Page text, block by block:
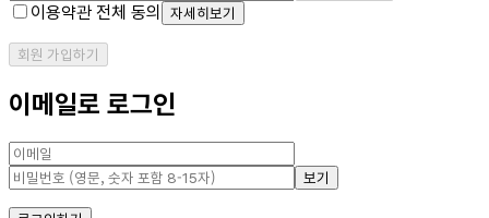
이용약관 전체 동의 자세히보기
회원 가입하기
이메일로 로그인
보기